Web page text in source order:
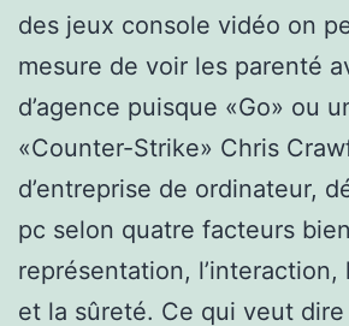
des jeux console vidéo on
mesure de voir les parenté
d’agence puisque «Go» ou
«Counter-Strike» Chris
d’entreprise de ordinateur,
pc selon quatre facteurs
représentation,
et la sûreté. Ce qui veut